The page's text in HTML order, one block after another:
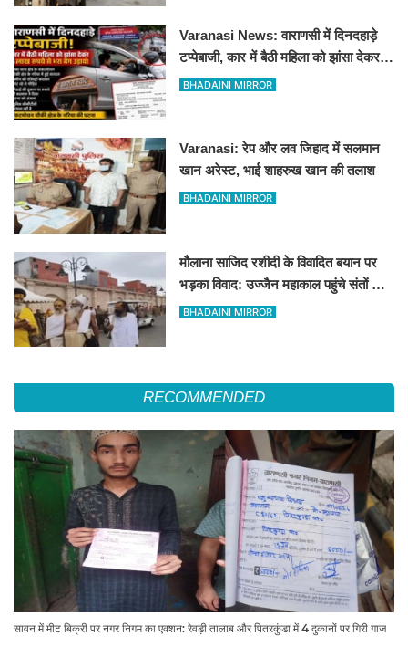
Varanasi News: वाराणसी में दिनदहाड़े
टप्पेबाजी, कार में बैठी महिला को झांसा देकर 5
लाख रुपये से भरा बैग उड़ाया
BHADAINI MIRROR
Varanasi: रेप और लव जिहाद में सलमान
खान अरेस्ट, भाई शाहरुख खान की तलाश
BHADAINI MIRROR
मौलाना साजिद रशीदी के विवादित बयान पर
भड़का विवाद: उज्जैन महाकाल पहुंचे संतों और
कांवड़ियों ने जताया कड़ा विरोध
BHADAINI MIRROR
RECOMMENDED
सावन में मीट बिक्री पर नगर निगम का एक्शन: रेवड़ी तालाब और पितरकुंडा में 4 दुकानों पर गिरी गाज